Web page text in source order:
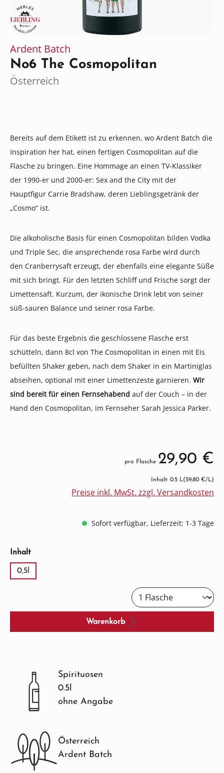
Ardent Batch
No6 The Cosmopolitan
Österreich
Bereits auf dem Etikett ist zu erkennen, wo Ardent Batch die
Inspiration her hat, einen fertigen Cosmopolitan auf die
Flasche zu bringen. Eine Hommage an einen TV-Klassiker
der 1990-er und 2000-er: Sex and the City mit der
Hauptfigur Carrie Bradshaw, deren Lieblingsgetränk der
„Cosmo“ ist.
Die alkoholische Basis für einen Cosmopolitan bilden Vodka
und Triple Sec, die ansprechende rosa Farbe wird durch
den Cranberrysaft erzeugt, der ebenfalls eine elegante Süße
mit sich bringt. Für den letzten Schliff und Frische sorgt der
Limettensaft. Kurzum, der ikonische Drink lebt von seiner
süß-sauren Balance und seiner rosa Farbe.
Für das beste Ergebnis die geschlossene Flasche erst
schütteln, dann 8cl von The Cosmopolitan in einen mit Eis
befüllten Shaker geben, nach dem Shaker in ein Martiniglas
abseihen, optional mit einer Limettenzeste garnieren. Wir
sind bereit für einen Fernsehabend auf der Couch – in der
Hand den Cosmopolitan, im Fernseher Sarah Jessica Parker.
pro Flasche 29,90 €
Inhalt: 0.5 L(59,80 €/L)
Preise inkl. MwSt. zzgl. Versandkosten
Sofort verfügbar, Lieferzeit: 1-3 Tage
Inhaltauswählen
0,5l
Warenkorb
Spirituosen
0.5l
ohne Angabe
Österreich
Ardent Batch